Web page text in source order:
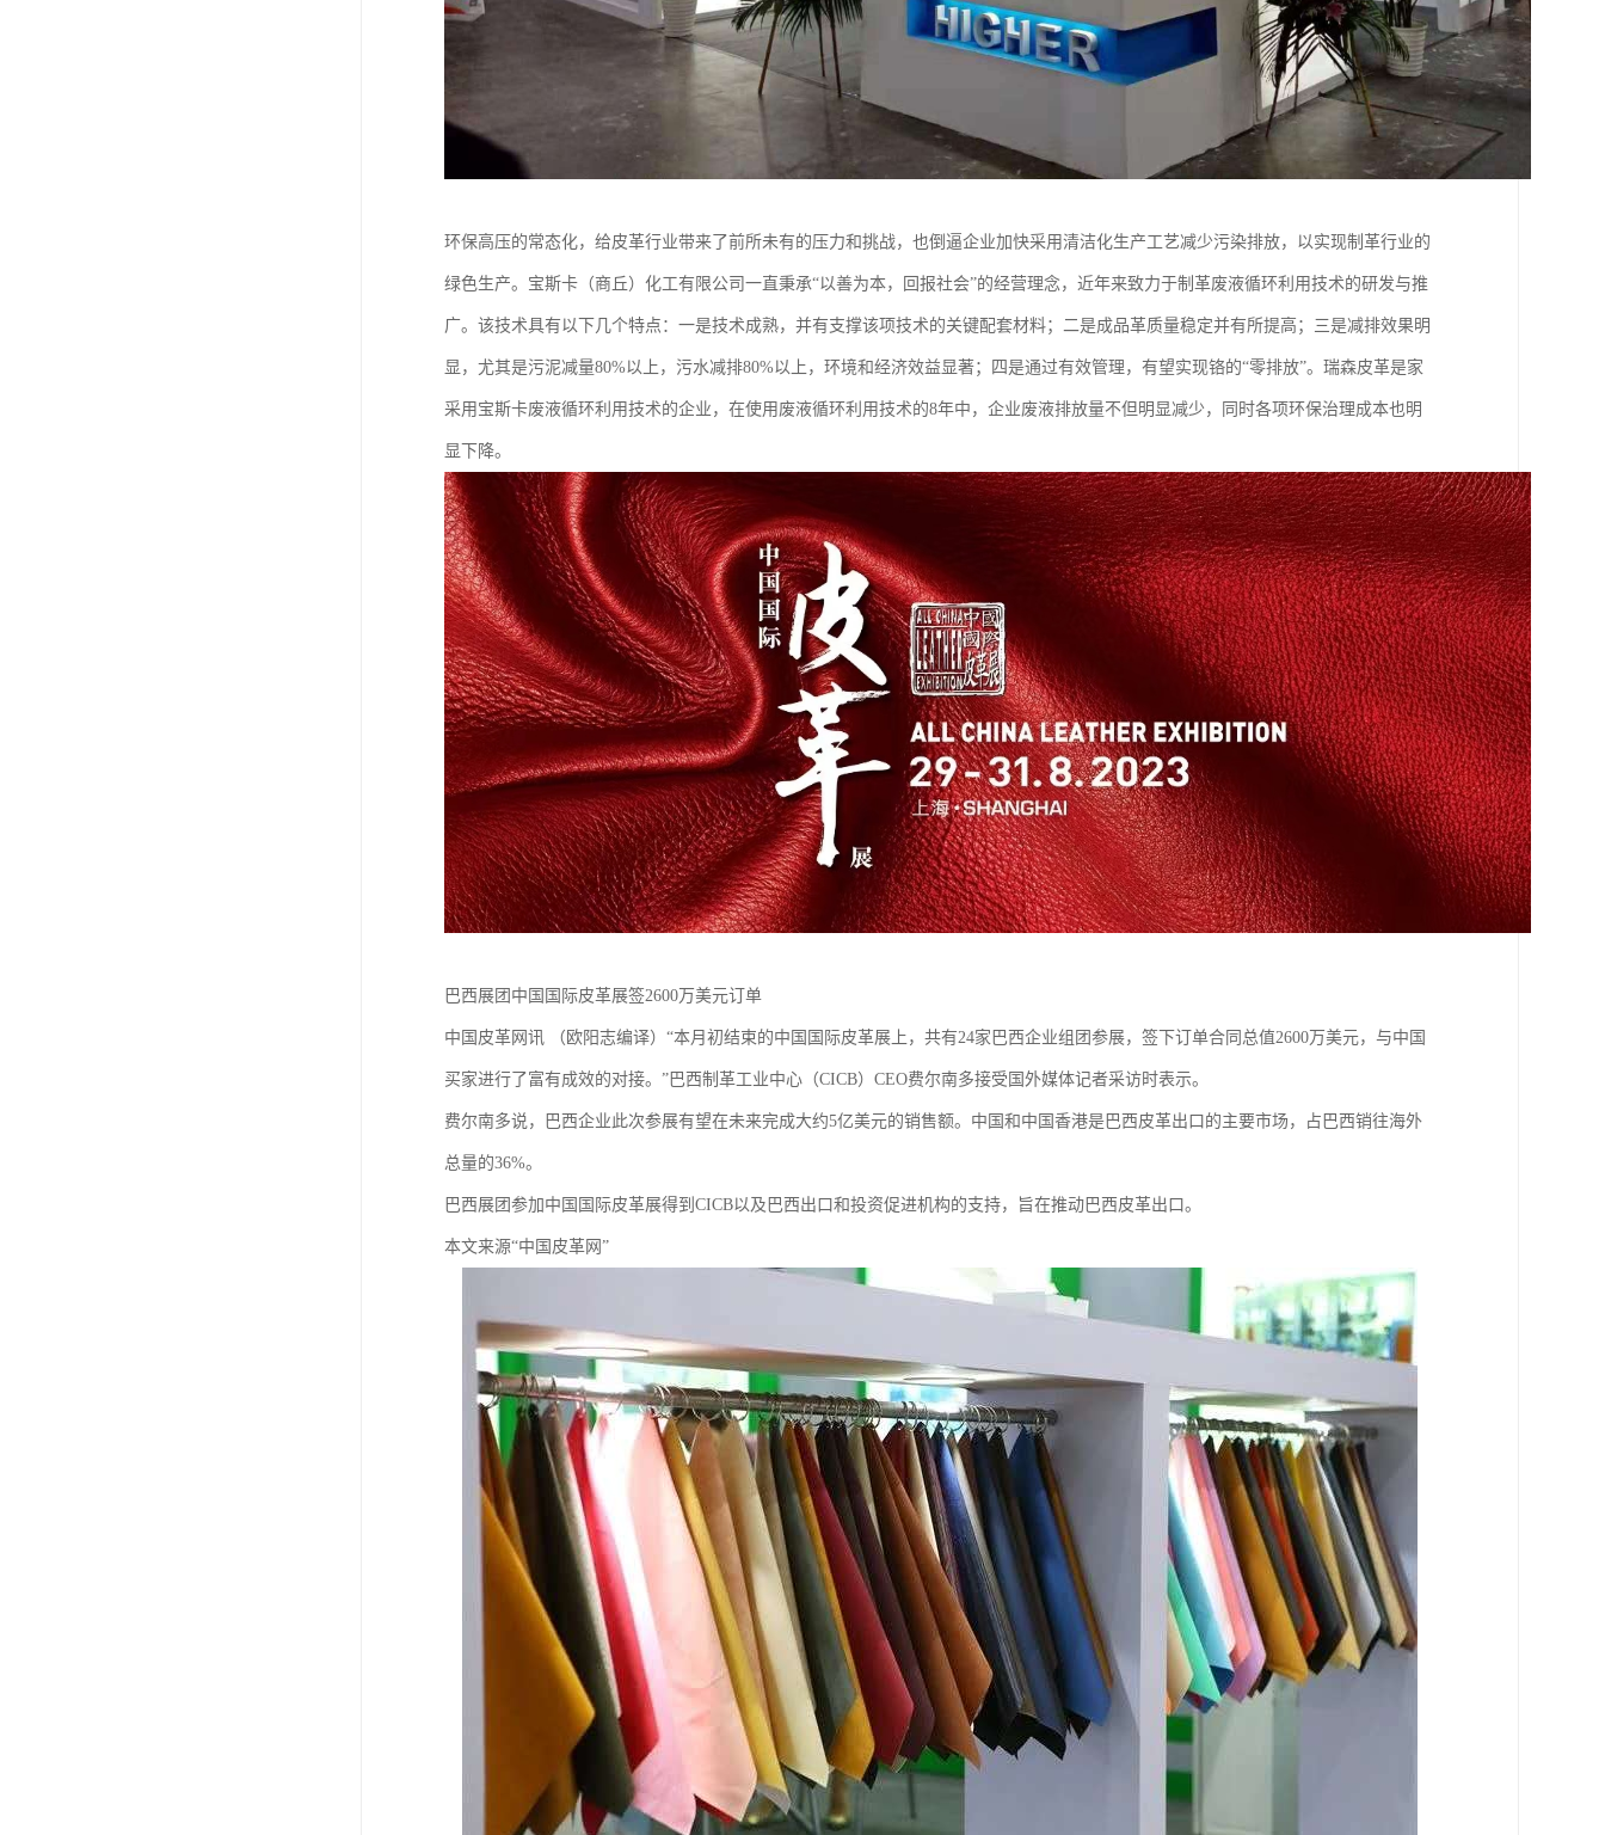
环保高压的常态化，给皮革行业带来了前所未有的压力和挑战，也倒逼企业加快采用清洁化生产工艺减少污染排放，以实现制革行业的
绿色生产。宝斯卡（商丘）化工有限公司一直秉承“以善为本，回报社会”的经营理念，近年来致力于制革废液循环利用技术的研发与推
广。该技术具有以下几个特点：一是技术成熟，并有支撑该项技术的关键配套材料；二是成品革质量稳定并有所提高；三是减排效果明
显，尤其是污泥减量80%以上，污水减排80%以上，环境和经济效益显著；四是通过有效管理，有望实现铬的“零排放”。瑞森皮革是家
采用宝斯卡废液循环利用技术的企业，在使用废液循环利用技术的8年中，企业废液排放量不但明显减少，同时各项环保治理成本也明
显下降。
巴西展团中国国际皮革展签2600万美元订单
中国皮革网讯 （欧阳志编译）“本月初结束的中国国际皮革展上，共有24家巴西企业组团参展，签下订单合同总值2600万美元，与中国
买家进行了富有成效的对接。”巴西制革工业中心（CICB）CEO费尔南多接受国外媒体记者采访时表示。
费尔南多说，巴西企业此次参展有望在未来完成大约5亿美元的销售额。中国和中国香港是巴西皮革出口的主要市场，占巴西销往海外
总量的36%。
巴西展团参加中国国际皮革展得到CICB以及巴西出口和投资促进机构的支持，旨在推动巴西皮革出口。
本文来源“中国皮革网”